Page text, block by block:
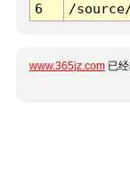
6
/
www.365jz.com 已